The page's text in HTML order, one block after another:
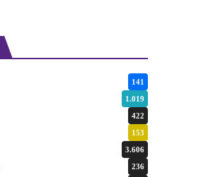
141
1.019
422
153
3.606
236